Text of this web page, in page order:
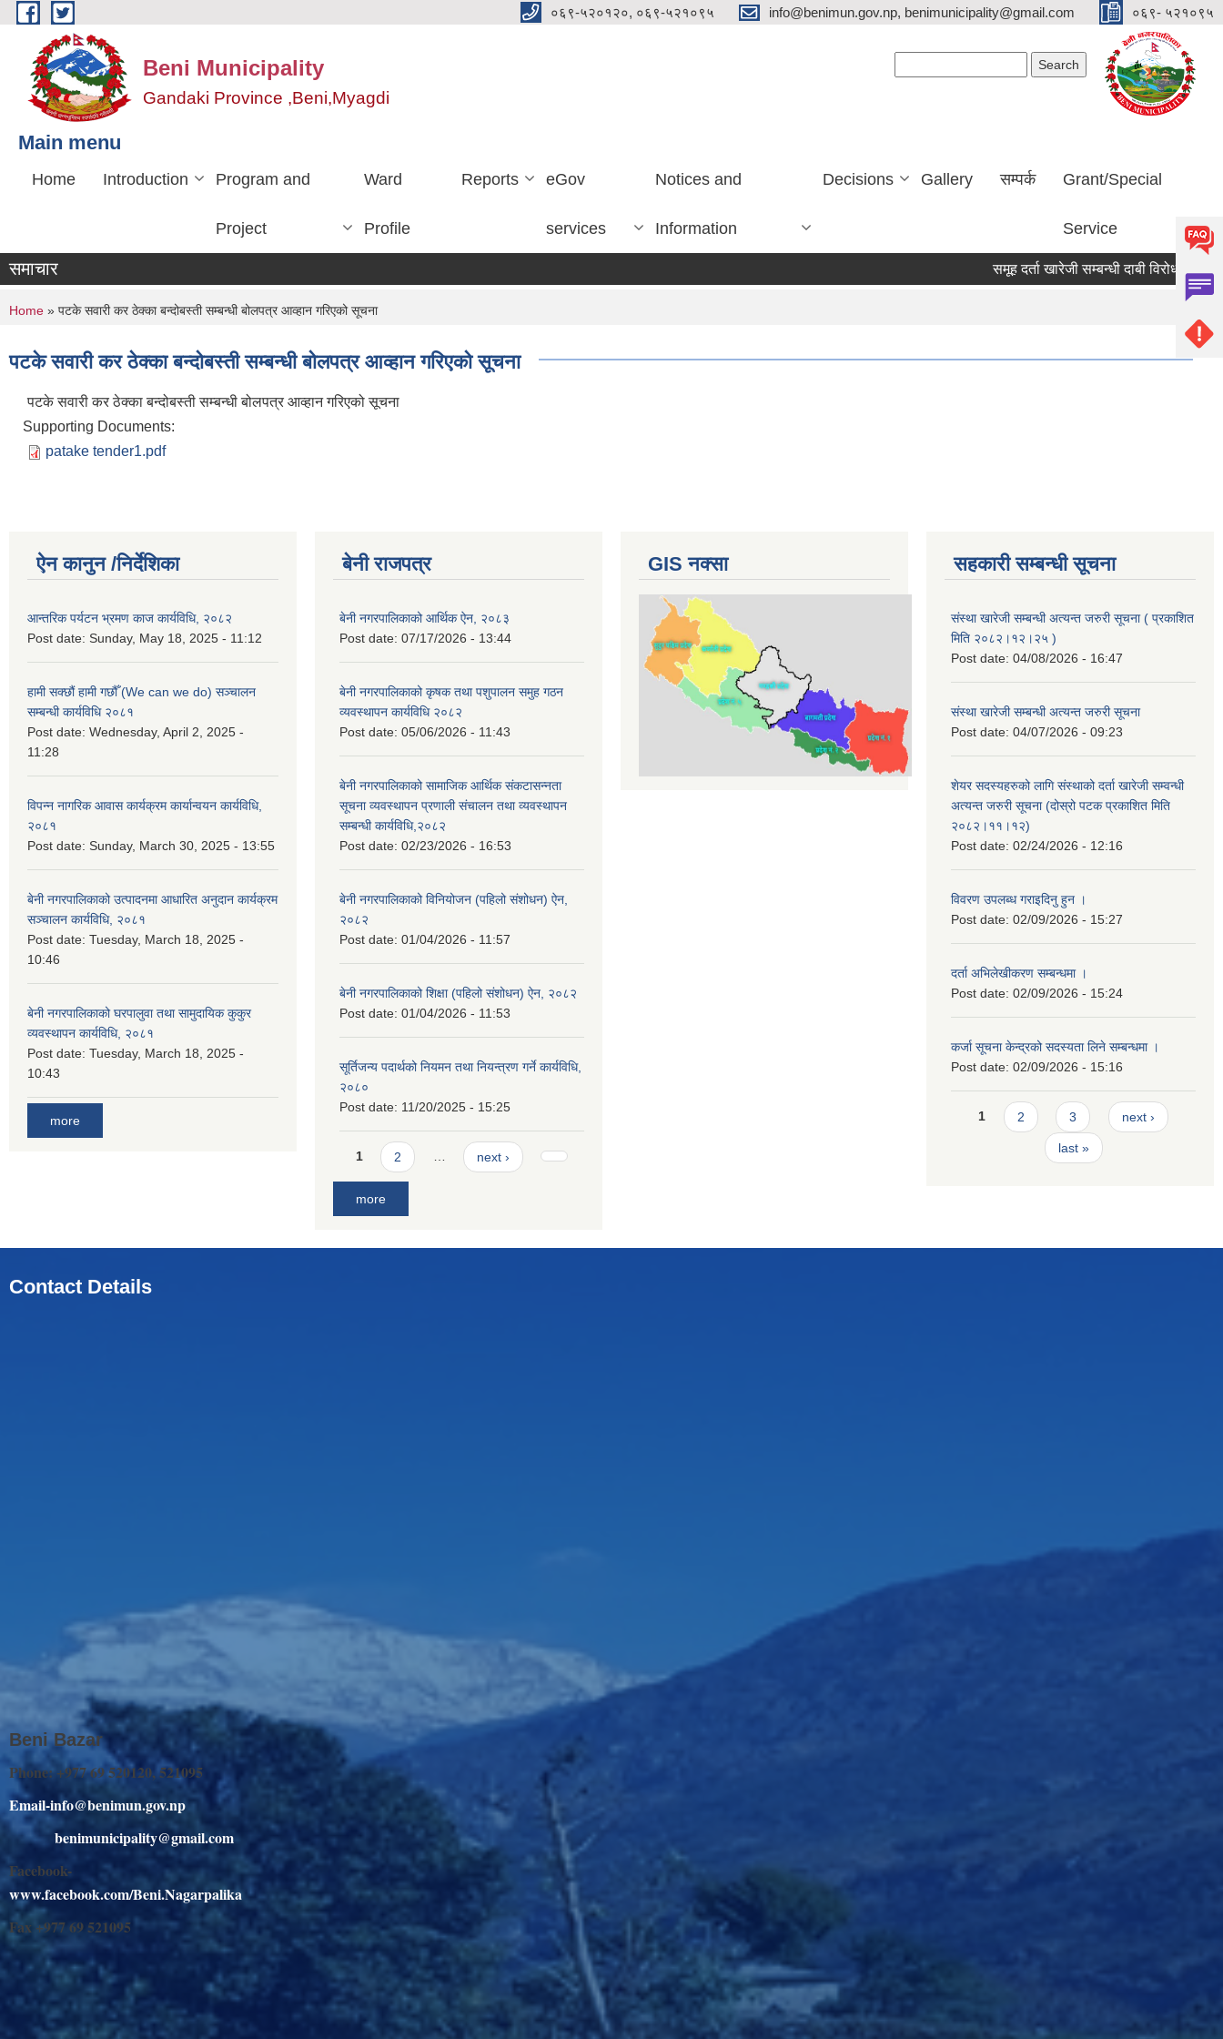
Skip to main content ०६९-५२०१२०, ०६९-५२१०९५ info@benimun.gov.np, benimunicipality@gmail.com ०६९- ५२१०९५
Beni Municipality
Gandaki Province ,Beni,Myagdi
Main menu
Home Introduction Program and
Project
Ward
Profile
Reports eGov
services
Notices and
Information
Decisions Gallery सम्पर्क Grant/Special
Service
समाचार समूह दर्ता खारेजी सम्बन्धी दाबी विरोध पेश गर्ने
You are here
Home » पटके सवारी कर ठेक्का बन्दोबस्ती सम्बन्धी बोलपत्र आव्हान गरिएको सूचना
पटके सवारी कर ठेक्का बन्दोबस्ती सम्बन्धी बोलपत्र आव्हान गरिएको सूचना
पटके सवारी कर ठेक्का बन्दोबस्ती सम्बन्धी बोलपत्र आव्हान गरिएको सूचना
Supporting Documents:
patake tender1.pdf
ऐन कानुन /निर्देशिका
आन्तरिक पर्यटन भ्रमण काज कार्यविधि, २०८२
Post date: Sunday, May 18, 2025 - 11:12
हामी सक्छौं हामी गछौँ (We can we do) सञ्चालन
सम्बन्धी कार्यविधि २०८१
Post date: Wednesday, April 2, 2025 -
11:28
विपन्न नागरिक आवास कार्यक्रम कार्यान्वयन कार्यविधि,
२०८१
Post date: Sunday, March 30, 2025 - 13:55
बेनी नगरपालिकाको उत्पादनमा आधारित अनुदान कार्यक्रम
सञ्‍चालन कार्यविधि, २०८१
Post date: Tuesday, March 18, 2025 -
10:46
बेनी नगरपालिकाको घरपालुवा तथा सामुदायिक कुकुर
व्यवस्थापन कार्यविधि, २०८१
Post date: Tuesday, March 18, 2025 -
10:43
more
बेनी राजपत्र
बेनी नगरपालिकाको आर्थिक ऐन, २०८३
Post date: 07/17/2026 - 13:44
बेनी नगरपालिकाको कृषक तथा पशुपालन समुह गठन
व्यवस्थापन कार्यविधि २०८२
Post date: 05/06/2026 - 11:43
बेनी नगरपालिकाको सामाजिक आर्थिक संकटासन्नता
सूचना व्यवस्थापन प्रणाली संचालन तथा व्यवस्थापन
सम्बन्धी कार्यविधि,२०८२
Post date: 02/23/2026 - 16:53
बेनी नगरपालिकाको विनियोजन (पहिलो संशोधन) ऐन,
२०८२
Post date: 01/04/2026 - 11:57
बेनी नगरपालिकाको शिक्षा (पहिलो संशोधन) ऐन, २०८२
Post date: 01/04/2026 - 11:53
सूर्तिजन्य पदार्थको नियमन तथा नियन्त्रण गर्ने कार्यविधि,
२०८०
Post date: 11/20/2025 - 15:25
Pages
1 2 … next ›
more
GIS नक्सा सहकारी सम्बन्धी सूचना
संस्था खारेजी सम्बन्धी अत्यन्त जरुरी सूचना ( प्रकाशित
मिति २०८२।१२।२५ )
Post date: 04/08/2026 - 16:47
संस्था खारेजी सम्बन्धी अत्यन्त जरुरी सूचना
Post date: 04/07/2026 - 09:23
शेयर सदस्यहरुको लागि संस्थाको दर्ता खारेजी सम्वन्धी
अत्यन्त जरुरी सूचना (दोस्रो पटक प्रकाशित मिति
२०८२।११।१२)
Post date: 02/24/2026 - 12:16
विवरण उपलब्ध गराइदिनु हुन ।
Post date: 02/09/2026 - 15:27
दर्ता अभिलेखीकरण सम्बन्धमा ।
Post date: 02/09/2026 - 15:24
कर्जा सूचना केन्द्रको सदस्यता लिने सम्बन्धमा ।
Post date: 02/09/2026 - 15:16
Pages
1 2 3 next ›
last »
Contact Details
Beni Bazar
Phone: +977 69 520120, 521095
Email-info@benimun.gov.np
benimunicipality@gmail.com
Facebook-
www.facebook.com/Beni.Nagarpalika
Fax +977 69 521095